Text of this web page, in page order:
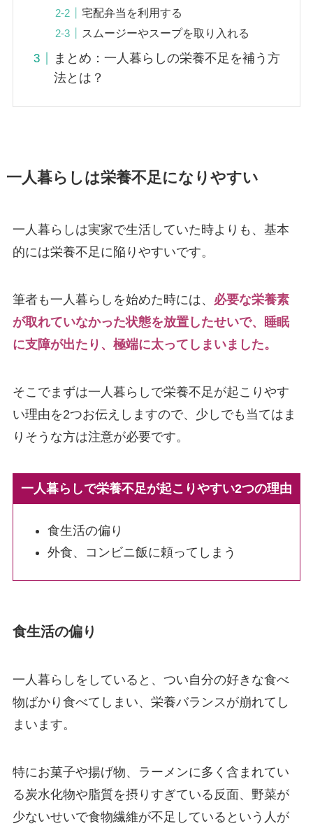
宅配弁当を利用する
スムージーやスープを取り入れる
まとめ：一人暮らしの栄養不足を補う方
法とは？
一人暮らしは栄養不足になりやすい
一人暮らしは実家で生活していた時よりも、基本
的には栄養不足に陥りやすいです。
筆者も一人暮らしを始めた時には、 必要な栄養素
が取れていなかった状態を放置したせいで、睡眠
に支障が出たり、極端に太ってしまいました。
そこでまずは一人暮らしで栄養不足が起こりやす
い理由を2つお伝えしますので、少しでも当てはま
りそうな方は注意が必要です。
一人暮らしで栄養不足が起こりやすい2つの理由
食生活の偏り
外食、コンビニ飯に頼ってしまう
食生活の偏り
一人暮らしをしていると、つい自分の好きな食べ
物ばかり食べてしまい、栄養バランスが崩れてし
まいます。
特にお菓子や揚げ物、ラーメンに多く含まれてい
る炭水化物や脂質を摂りすぎている反面、野菜が
少ないせいで食物繊維が不足しているという人が